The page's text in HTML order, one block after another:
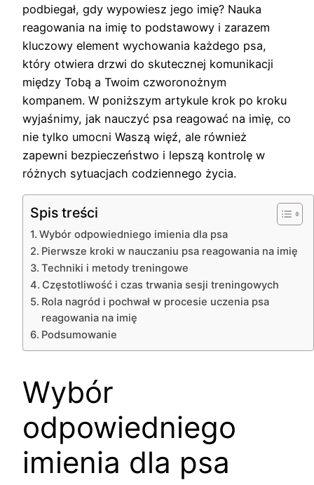
podbiegał, gdy wypowiesz jego imię? Nauka
reagowania na imię to podstawowy i zarazem
kluczowy element wychowania każdego psa,
który otwiera drzwi do skutecznej komunikacji
między Tobą a Twoim czworonożnym
kompanem. W poniższym artykule krok po kroku
wyjaśnimy, jak nauczyć psa reagować na imię, co
nie tylko umocni Waszą więź, ale również
zapewni bezpieczeństwo i lepszą kontrolę w
różnych sytuacjach codziennego życia.
Spis treści
Wybór odpowiedniego imienia dla psa
Pierwsze kroki w nauczaniu psa reagowania na imię
Techniki i metody treningowe
Częstotliwość i czas trwania sesji treningowych
Rola nagród i pochwał w procesie uczenia psa
reagowania na imię
Podsumowanie
Wybór
odpowiedniego
imienia dla psa